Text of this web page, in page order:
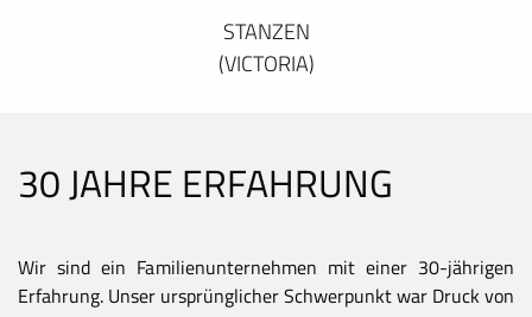
STANZEN
(VICTORIA)
30 JAHRE ERFAHRUNG
Wir sind ein Familienunternehmen mit einer 30-jährigen
Erfahrung. Unser ursprünglicher Schwerpunkt war Druck von